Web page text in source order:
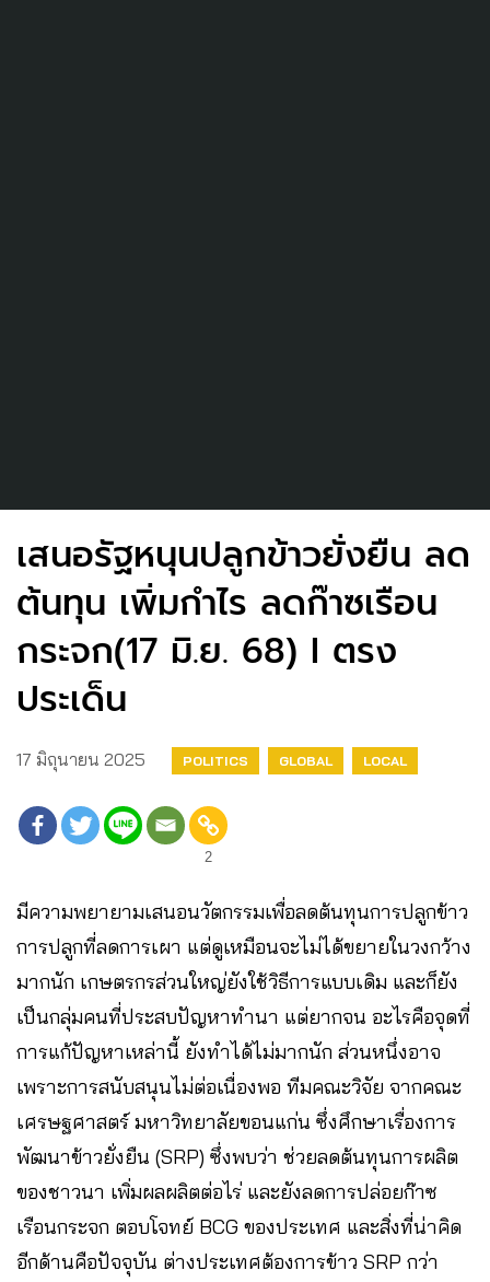
เสนอรัฐหนุนปลูกข้าวยั่งยืน ลด
ต้นทุน เพิ่มกำไร ลดก๊าซเรือน
กระจก(17 มิ.ย. 68) I ตรง
ประเด็น
17 มิถุนายน 2025 POLITICS GLOBAL LOCAL
2
มีความพยายามเสนอนวัตกรรมเพื่อลดต้นทุนการปลูกข้าว
การปลูกที่ลดการเผา แต่ดูเหมือนจะไม่ได้ขยายในวงกว้าง
มากนัก เกษตรกรส่วนใหญ่ยังใช้วิธีการแบบเดิม และก็ยัง
เป็นกลุ่มคนที่ประสบปัญหาทำนา แต่ยากจน อะไรคือจุดที่
การแก้ปัญหาเหล่านี้ ยังทำได้ไม่มากนัก ส่วนหนึ่งอาจ
เพราะการสนับสนุนไม่ต่อเนื่องพอ ทีมคณะวิจัย จากคณะ
เศรษฐศาสตร์ มหาวิทยาลัยขอนแก่น ซึ่งศึกษาเรื่องการ
พัฒนาข้าวยั่งยืน (SRP) ซึ่งพบว่า ช่วยลดต้นทุนการผลิต
ของชาวนา เพิ่มผลผลิตต่อไร่ และยังลดการปล่อยก๊าซ
เรือนกระจก ตอบโจทย์ BCG ของประเทศ และสิ่งที่น่าคิด
อีกด้านคือปัจจุบัน ต่างประเทศต้องการข้าว SRP กว่า